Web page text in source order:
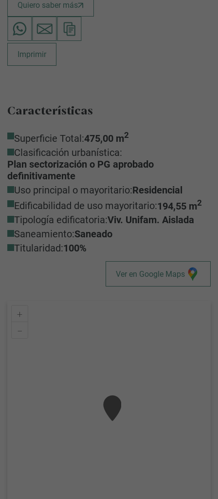
Quiero saber más
Imprimir
Características
Superficie Total:475,00 m2
Clasificación urbanística:
Plan sectorización o PG aprobado
definitivamente
Uso principal o mayoritario:Residencial
Edificabilidad de uso mayoritario:194,55 m2
Tipología edificatoria:Viv. Unifam. Aislada
Saneamiento:Saneado
Titularidad:100%
Ver en Google Maps
+
–